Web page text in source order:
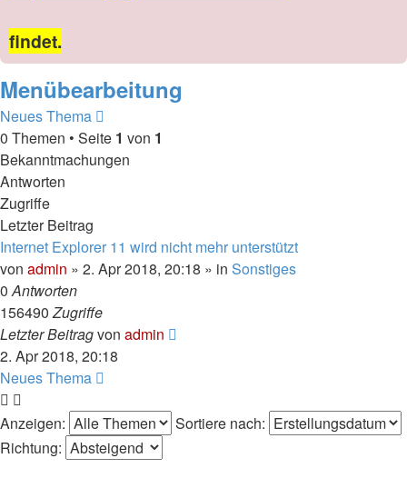
findet.
Menübearbeitung
Neues Thema
0 Themen • Seite 1 von 1
Bekanntmachungen
Antworten
Zugriffe
Letzter Beitrag
Internet Explorer 11 wird nicht mehr unterstützt
von admin » 2. Apr 2018, 20:18 » in Sonstiges
0Antworten
156490Zugriffe
Letzter Beitragvon admin
2. Apr 2018, 20:18
Neues Thema
Anzeigen:
Sortiere nach:
Richtung: